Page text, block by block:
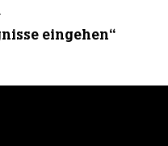
eingehen“